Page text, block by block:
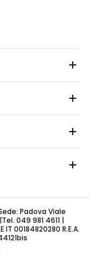
Padova Viale
049 981 4611 |
00184820280 R.E.A.